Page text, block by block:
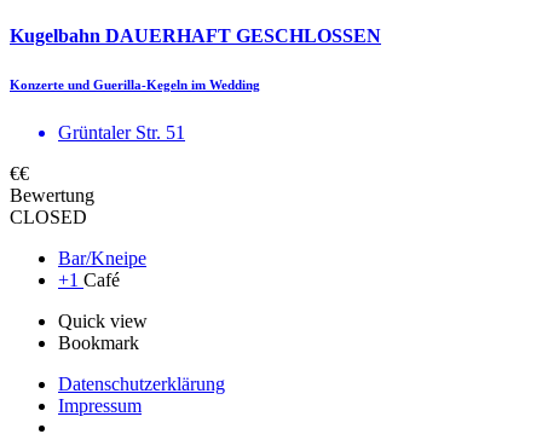
Kugelbahn DAUERHAFT GESCHLOSSEN
Konzerte und Guerilla-Kegeln im Wedding
Grüntaler Str. 51
€€
Bewertung
CLOSED
Bar/Kneipe
+1 Café
Quick view
Bookmark
Datenschutzerklärung
Impressum